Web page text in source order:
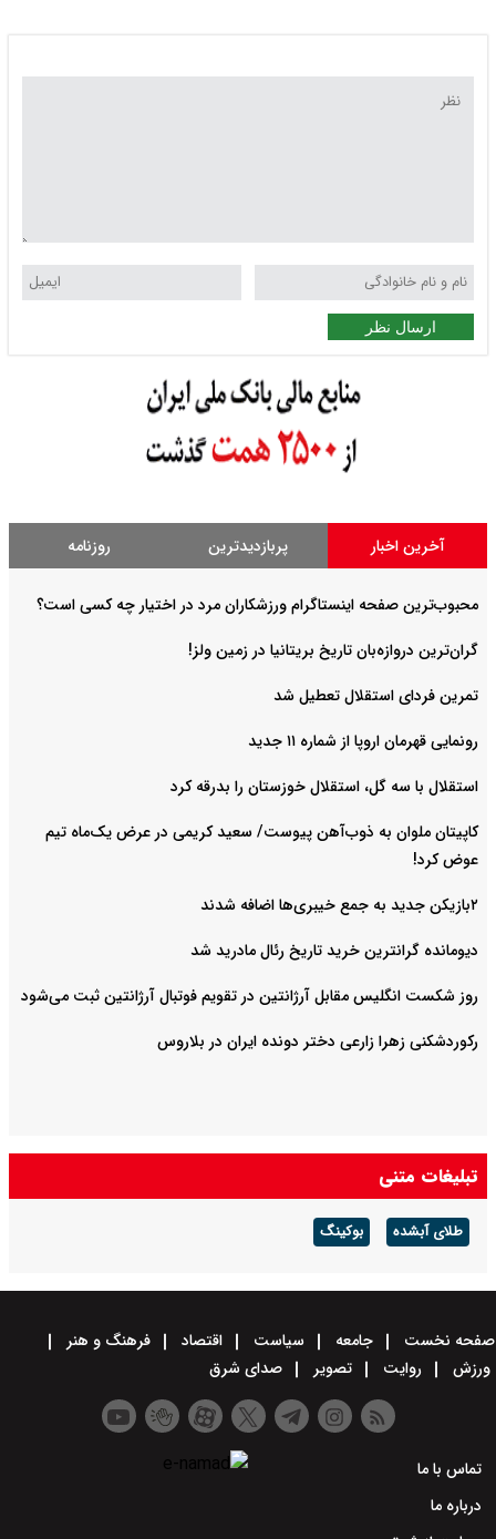
ارسال نظر
آخرین اخبار پربازدیدترین روزنامه
محبوب‌ترین صفحه اینستاگرام ورزشکاران مرد در اختیار چه کسی است؟
گران‌ترین دروازه‌بان تاریخ بریتانیا در زمین ولز!
تمرین فردای استقلال تعطیل شد
رونمایی قهرمان اروپا از شماره ۱۱ جدید
استقلال با سه گل، استقلال خوزستان را بدرقه کرد
کاپیتان ملوان به ذوب‌آهن پیوست/ سعید کریمی در عرض یک‌ماه تیم
عوض کرد!
۲بازیکن جدید به جمع خیبری‌ها اضافه شدند
دیومانده گرانترین خرید تاریخ رئال مادرید شد
روز شکست انگلیس مقابل آرژانتین در تقویم فوتبال آرژانتین ثبت می‌شود
رکوردشکنی زهرا زارعی دختر دونده ایران در بلاروس
تبلیغات متنی
طلای آبشده بوکینگ
صفحه نخست جامعه سیاست اقتصاد
فرهنگ و هنر
ورزش
روایت تصویر صدای شرق
تماس با ما
درباره ما